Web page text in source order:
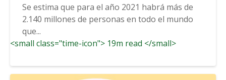
Se estima que para el año 2021 habrá más de
2.140 millones de personas en todo el mundo
que...
<small class="time-icon"> 19m read </small>